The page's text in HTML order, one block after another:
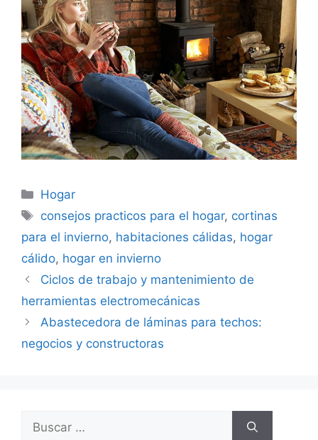
Categorías
Hogar
Etiquetas
consejos practicos para el hogar, cortinas
para el invierno, habitaciones cálidas, hogar
cálido, hogar en invierno
Ciclos de trabajo y mantenimiento de
herramientas electromecánicas
Abastecedora de láminas para techos:
negocios y constructoras